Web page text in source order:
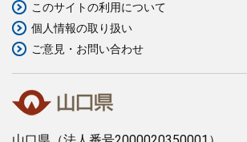
このサイトの利用について
個人情報の取り扱い
ご意見・お問い合わせ